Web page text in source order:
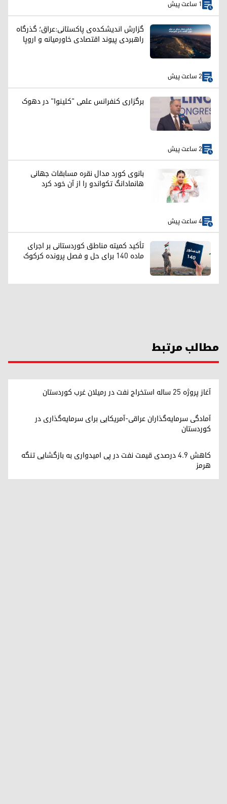
1 ساعت پیش
گزارش اندیشکده‌ی پاکستانی:عراق؛ گذرگاه
راهبردی پیوند اقتصادی خاورمیانه و اروپا
2 ساعت پیش
برگزاری کنفرانس علمی "کلینوا" در دهوک
2 ساعت پیش
بانوی کورد مدال نقره مسابقات جهانی
هانمادانگ تکواندو را از آن خود کرد
4 ساعت پیش
تأکید کمیته مناطق کوردستانی بر اجرای
ماده ۱۴۰ برای حل و فصل پرونده کرکوک
مطالب مرتبط
آغاز پروژه ۲۵ ساله استخراج نفت در رميلان غرب کوردستان
آمادگی سرمایه‌گذاران عراقی-آمریکایی برای سرمایه‌گذاری در
کوردستان
کاهش ۴.۹ درصدی قیمت نفت در پی امیدواری به بازگشایی تنگه
هرمز